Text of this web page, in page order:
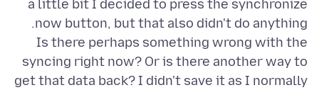
a little bit I decided to press the synchronize
Is there perhaps something wrong with the
syncing right now? Or is there another way to
get that data back? I didn't save it as I normally